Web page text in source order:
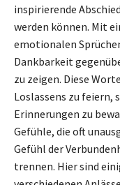
inspirierende
werden können. Mit
emotionalen
Dankbarkeit
zu zeigen. Diese
Loslassens zu feiern,
Erinnerungen zu
Gefühle, die oft
Gefühl der
trennen. Hier sind